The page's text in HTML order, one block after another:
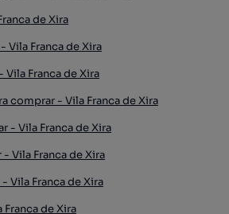
de Xira
Vila Franca de Xira
Franca de Xira
comprar - Vila Franca de Xira
- Vila Franca de Xira
Vila Franca de Xira
Vila Franca de Xira
de Xira